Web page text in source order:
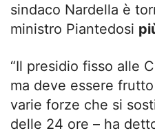
sindaco Nardella è
ministro Piantedosi
“Il presidio fisso alle
ma deve essere
varie forze che si
delle 24 ore – ha